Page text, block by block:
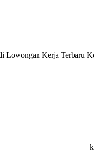
Lowongan Kerja Terbaru